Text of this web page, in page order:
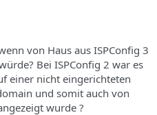
von Haus aus ISPConfig 3
Bei ISPConfig 2 war es
einer nicht eingerichteten
und somit auch von
wurde ?